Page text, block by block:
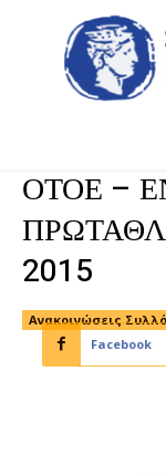
ΟΤΟΕ –
2015
Ανακοινώσεις
Facebook